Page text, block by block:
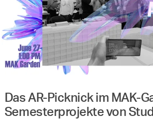
Das AR-Picknick im MAK-
Semesterprojekte von